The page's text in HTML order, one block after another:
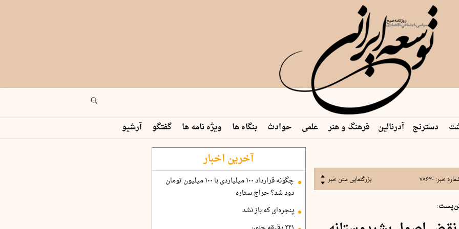
م…
دسترنج آدرنالین فرهنگ و هنر علمی حوادث بنگاه ها ویژه نامه ها گفتگو آرشیو
خبر: ۷۸۶۳۰ بزرگنمایی متن خبر
آخرین اخبار
چگونه قرارداد ۱۰۰ میلیاردی با ۱۰۰ میلیون تومان
دود شد؟ حراج ستاره
پنجره‌ای که باز نشد